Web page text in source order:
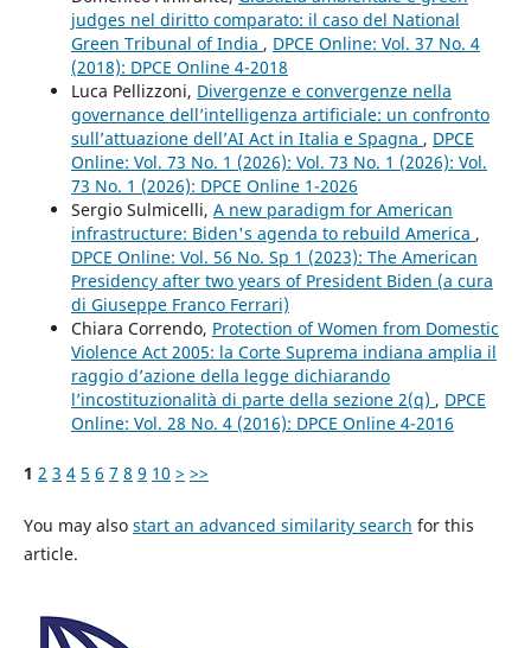
judges nel diritto comparato: il caso del National
Green Tribunal of India , DPCE Online: Vol. 37 No. 4
(2018): DPCE Online 4-2018
Luca Pellizzoni, Divergenze e convergenze nella
governance dell’intelligenza artificiale: un confronto
sull’attuazione dell’AI Act in Italia e Spagna , DPCE
Online: Vol. 73 No. 1 (2026): Vol. 73 No. 1 (2026): Vol.
73 No. 1 (2026): DPCE Online 1-2026
Sergio Sulmicelli, A new paradigm for American
infrastructure: Biden's agenda to rebuild America ,
DPCE Online: Vol. 56 No. Sp 1 (2023): The American
Presidency after two years of President Biden (a cura
di Giuseppe Franco Ferrari)
Chiara Correndo, Protection of Women from Domestic
Violence Act 2005: la Corte Suprema indiana amplia il
raggio d’azione della legge dichiarando
l’incostituzionalità di parte della sezione 2(q) , DPCE
Online: Vol. 28 No. 4 (2016): DPCE Online 4-2016
1 2 3 4 5 6 7 8 9 10 > >>
You may also start an advanced similarity search for this
article.